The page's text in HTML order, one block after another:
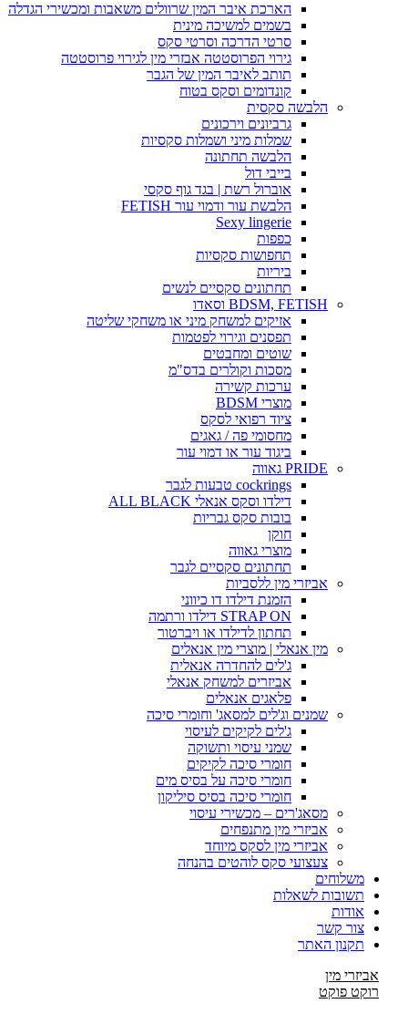
הארכת איבר המין שרוולים משאבות ומכשירי הגדלה
בשמים למשיכה מינית
סרטי הדרכה וסרטי סקס
גירוי הפרוסטטה אבזרי מין לגירוי פרוסטטה
תותב לאיבר המין של הגבר
קונדומים וסקס בטוח
הלבשה סקסית
גרביונים וירכונים
שמלות מיני ושמלות סקסיות
הלבשה תחתונה
בייבי דול
אוברול רשת | בגד גוף סקסי
הלבשת עור ודמוי עור FETISH
Sexy lingerie
כפפות
תחפושות סקסיות
ביריות
תחתונים סקסיים לנשים
BDSM, FETISH וסאדו
אזיקים למשחק מיני או משחקי שליטה
תפסנים וגירוי לפטמות
שוטים ומחבטים
מסכות וקולרים בדס"מ
ערכות קשירה
מוצרי BDSM
ציוד רפואי לסקס
מחסומי פה / גאגים
ביגוד עור או דמוי עור
PRIDE גאווה
cockrings טבעות לגבר
דילדו וסקס אנאלי ALL BLACK
בובות סקס גבריות
חוקן
מוצרי גאווה
תחתונים סקסיים לגבר
אביזרי מין ללסביות
הזמנת דילדו דו כיווני
STRAP ON דילדו ורתמה
תחתון לדילדו או ויברטור
מין אנאלי | מוצרי מין אנאלים
ג'לים להחדרה אנאלית
אביזרים למשחק אנאלי
פלאגים אנאלים
שמנים וג'לים למסאג' וחומרי סיכה
ג'לים לקיקים לעיסוי
שמני עיסוי ותשוקה
חומרי סיכה לקיקים
חומרי סיכה על בסיס מים
חומרי סיכה בסיס סיליקון
מסאג'רים – מכשירי עיסוי
אביזרי מין מתנפחים
אביזרי מין לסקס מיוחד
צעצועי סקס לוהטים בהנחה
משלוחים
תשובות לשאלות
אודות
צור קשר
תקנון האתר
אביזרי מין
רוקט פוקט